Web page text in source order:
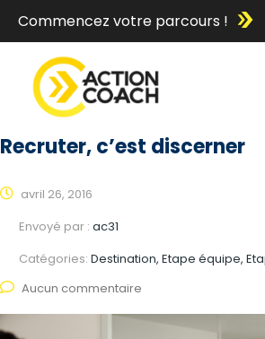
Commencez votre parcours !
Recruter, c’est discerner
avril 26, 2016
Envoyé par : ac31
Catégories: Destination, Etape équipe,
Aucun commentaire